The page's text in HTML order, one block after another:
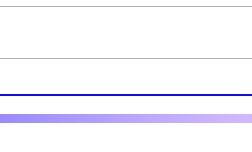
la Pride 2026 :